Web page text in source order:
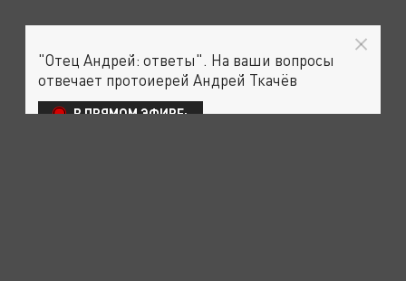
"Отец Андрей: ответы". На ваши вопросы
отвечает протоиерей Андрей Ткачёв
В ПРЯМОМ ЭФИРЕ: